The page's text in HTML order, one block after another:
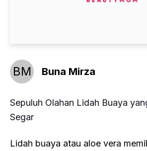
BM Buna Mirza
Sepuluh Olahan Lidah Buaya
Segar
Lidah buaya atau aloe vera